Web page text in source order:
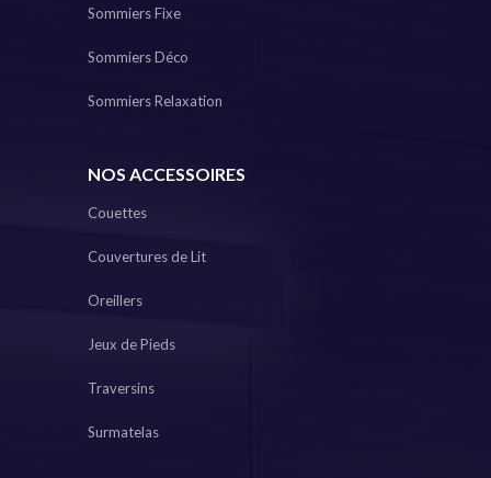
Sommiers Fixe
Sommiers Déco
Sommiers Relaxation
NOS ACCESSOIRES
Couettes
Couvertures de Lit
Oreillers
Jeux de Pieds
Traversins
Surmatelas